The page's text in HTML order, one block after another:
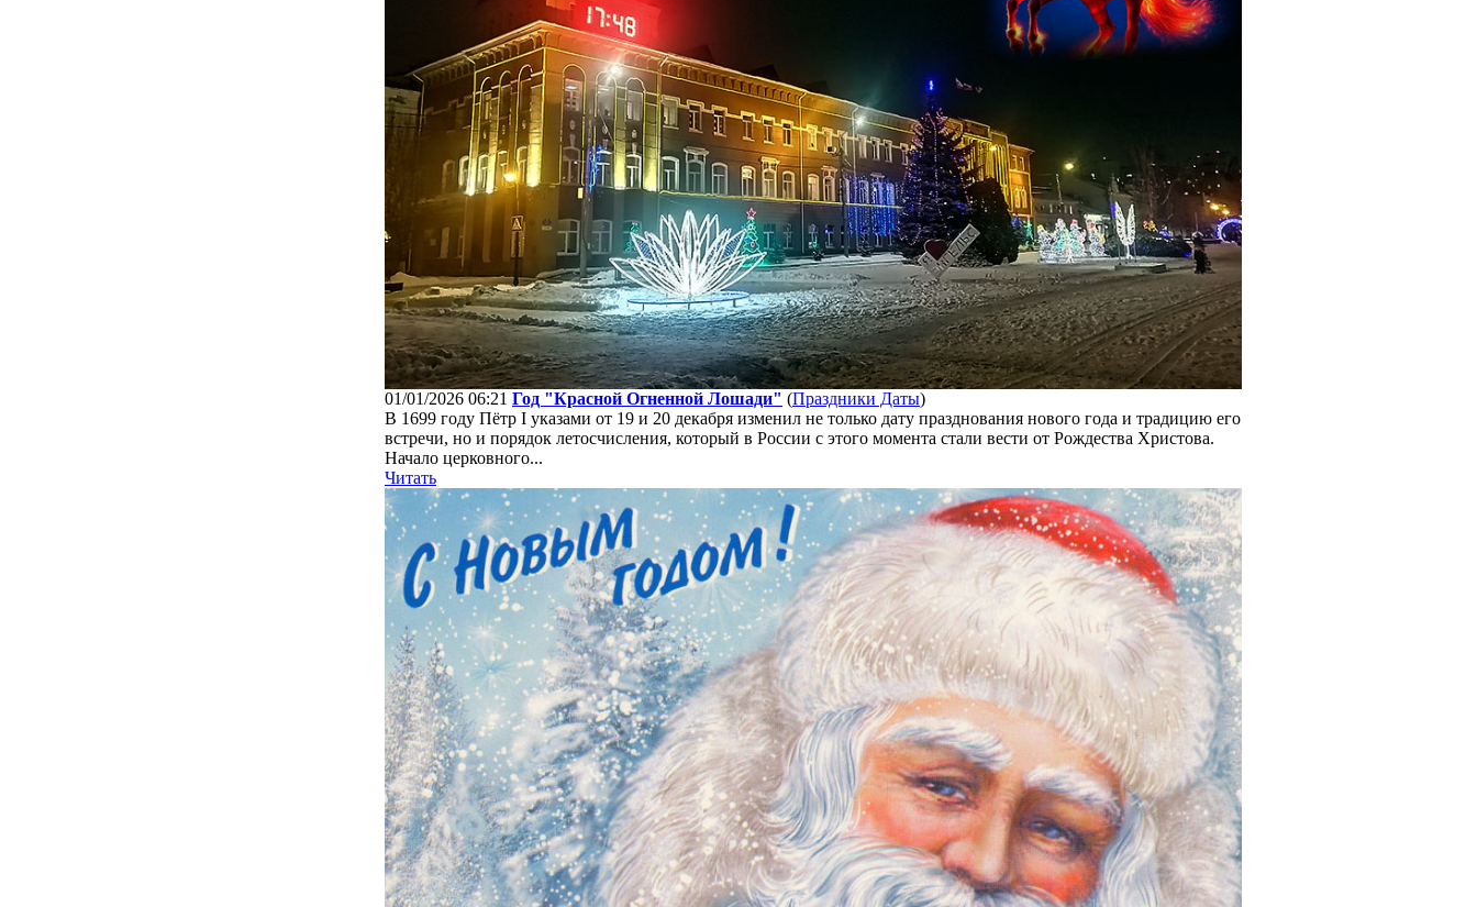
01/01/2026 06:21 Год "Красной Огненной Лошади" (Праздники Даты)
В 1699 году Пётр I указами от 19 и 20 декабря изменил не только дату празднования нового года и традицию его
встречи, но и порядок летосчисления, который в России с этого момента стали вести от Рождества Христова.
Начало церковного...
Читать